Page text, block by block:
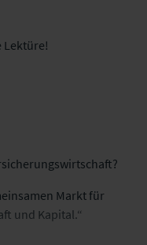
Lektüre!
Markt für
und Kapital.“